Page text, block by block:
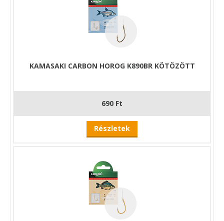
KAMASAKI CARBON HOROG K890BR KÖTÖZÖTT
690 Ft
Részletek